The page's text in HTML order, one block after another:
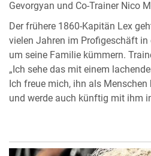
Gevorgyan und Co-Trainer Nico
Der frühere 1860-Kapitän Lex
vielen Jahren im Profigeschäft
um seine Familie kümmern.
„Ich sehe das mit einem
Ich freue mich, ihn als
und werde auch künftig mit ihm